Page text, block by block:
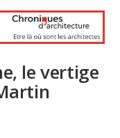
le vertige